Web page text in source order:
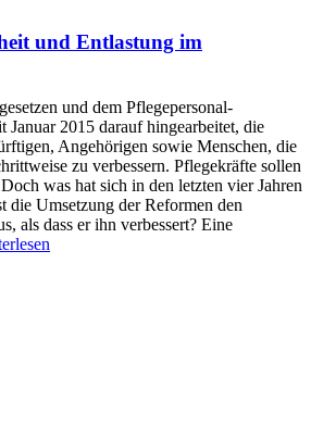
und Entlastung im
und dem Pflegepersonal-
Januar 2015 darauf hingearbeitet, die
Angehörigen sowie Menschen, die
zu verbessern. Pflegekräfte sollen
was hat sich in den letzten vier Jahren
die Umsetzung der Reformen den
als dass er ihn verbessert? Eine